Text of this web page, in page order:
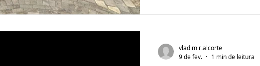
finalizado em 2025),
percorreram a estrutura
vladimir.alcorte
9 de fev.
1 min de leitura